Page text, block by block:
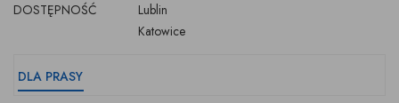
DOSTĘPNOŚĆ
Lublin
Katowice
DLA PRASY